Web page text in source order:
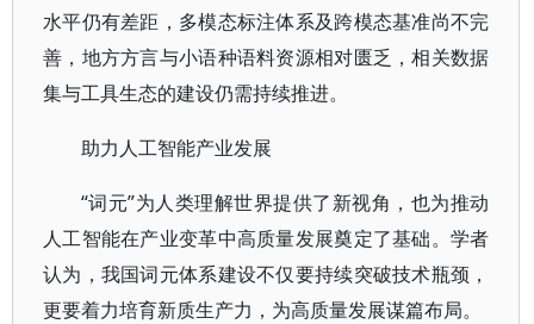
水平仍有差距，多模态标注体系及跨模态基准尚不完
善，地方方言与小语种语料资源相对匮乏，相关数据
集与工具生态的建设仍需持续推进。
助力人工智能产业发展
“词元”为人类理解世界提供了新视角，也为推动
人工智能在产业变革中高质量发展奠定了基础。学者
认为，我国词元体系建设不仅要持续突破技术瓶颈，
更要着力培育新质生产力，为高质量发展谋篇布局。